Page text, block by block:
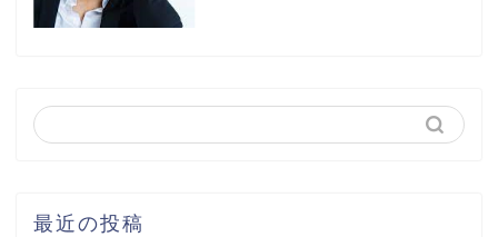
最近の投稿